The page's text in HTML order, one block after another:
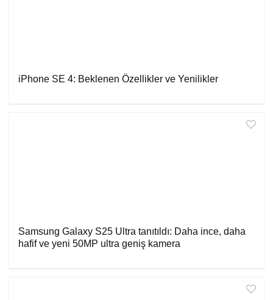
iPhone SE 4: Beklenen Özellikler ve Yenilikler
Samsung Galaxy S25 Ultra tanıtıldı: Daha ince, daha
hafif ve yeni 50MP ultra geniş kamera